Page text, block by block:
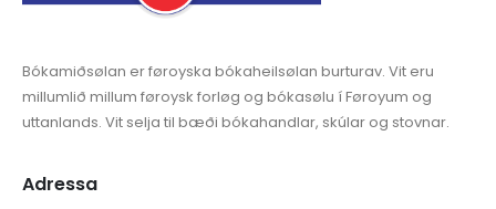
Bókamiðsølan er føroyska bókaheilsølan burturav. Vit eru
millumlið millum føroysk forløg og bókasølu í Føroyum og
uttanlands. Vit selja til bæði bókahandlar, skúlar og stovnar.
Adressa